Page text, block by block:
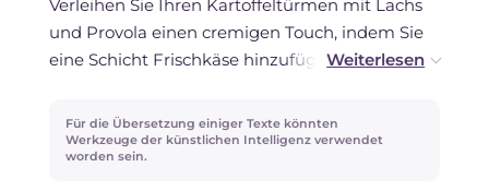
Verleihen Sie Ihren Kartoffeltürmen mit Lachs
und Provola einen cremigen Touch, indem Sie
eine Schicht Frischkäse hinzufügen! Anstelle
etwas geräucherter Paprika!
Für die Übersetzung einiger Texte könnten
Werkzeuge der künstlichen Intelligenz verwendet
worden sein.